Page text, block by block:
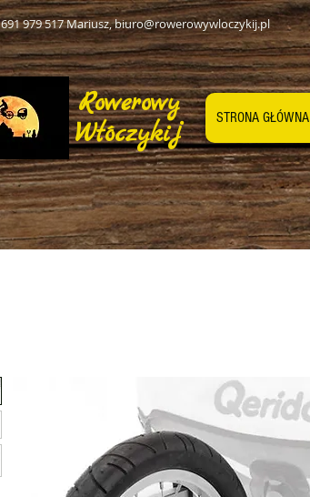
691 979 517 Mariusz,biuro@rowerowywloczykij.pl
Rowerowy
Włóczykij
STRONA GŁÓWNA